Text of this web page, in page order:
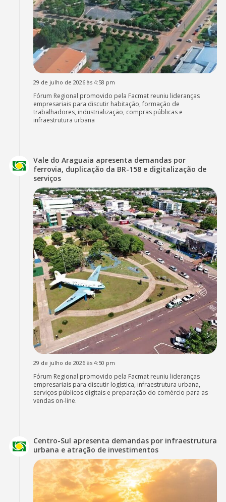
29 de julho de 2026 às 4:58 pm
Fórum Regional promovido pela Facmat reuniu lideranças
empresariais para discutir habitação, formação de
trabalhadores, industrialização, compras públicas e
infraestrutura urbana
Vale do Araguaia apresenta demandas por
ferrovia, duplicação da BR-158 e digitalização de
serviços
29 de julho de 2026 às 4:50 pm
Fórum Regional promovido pela Facmat reuniu lideranças
empresariais para discutir logística, infraestrutura urbana,
serviços públicos digitais e preparação do comércio para as
vendas on-line.
Centro-Sul apresenta demandas por infraestrutura
urbana e atração de investimentos